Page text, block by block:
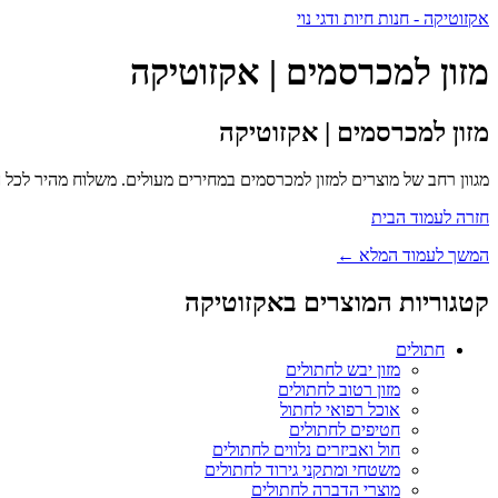
אקזוטיקה - חנות חיות ודגי נוי
מזון למכרסמים | אקזוטיקה
מזון למכרסמים | אקזוטיקה
מגוון רחב של מוצרים למזון למכרסמים במחירים מעולים. משלוח מהיר
חזרה לעמוד הבית
המשך לעמוד המלא ←
קטגוריות המוצרים באקזוטיקה
חתולים
מזון יבש לחתולים
מזון רטוב לחתולים
אוכל רפואי לחתול
חטיפים לחתולים
חול ואביזרים נלווים לחתולים
משטחי ומתקני גירוד לחתולים
מוצרי הדברה לחתולים